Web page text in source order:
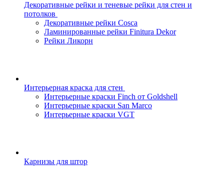
Декоративные рейки и теневые рейки для стен и
потолков
Декоративные рейки Cosca
Ламинированные рейки Finitura Dekor
Рейки Ликорн
Интерьерная краска для стен
Интерьерные краски Finch от Goldshell
Интерьерные краски San Marco
Интерьерные краски VGT
Карнизы для штор